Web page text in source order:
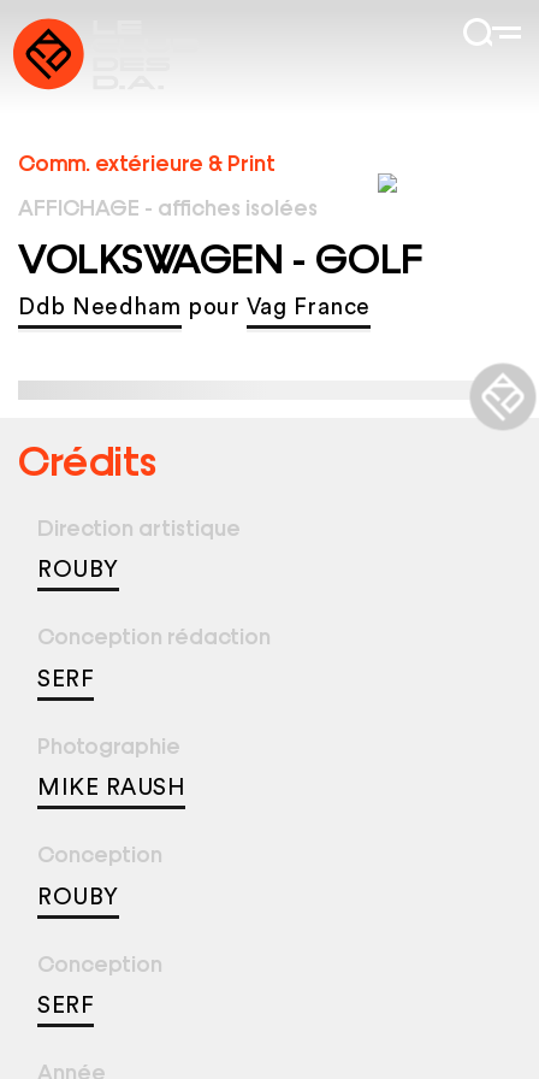
Comm. extérieure & Print
AFFICHAGE - affiches isolées
VOLKSWAGEN - GOLF
Ddb Needham pour Vag France
Crédits
Direction artistique
ROUBY
Conception rédaction
SERF
Photographie
MIKE RAUSH
Conception
ROUBY
Conception
SERF
Année